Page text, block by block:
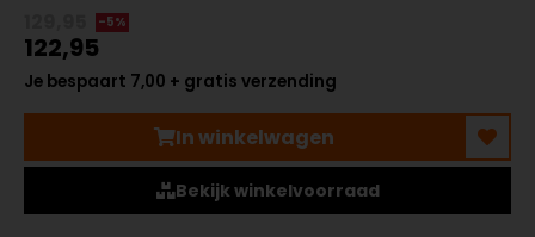
-5%
122,95
Je bespaart 7,00 + gratis verzending
In winkelwagen
Bekijk winkelvoorraad